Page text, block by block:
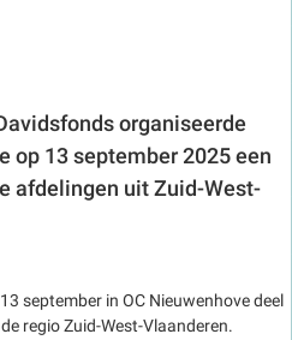
organiseerde
op 13 september 2025 een
afdelingen uit Zuid-West-
september in OC Nieuwenhove deel
regio Zuid-West-Vlaanderen.